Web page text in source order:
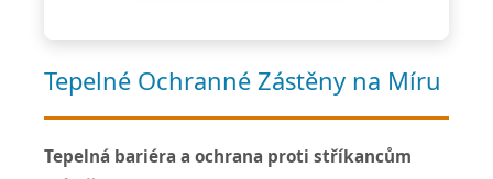
Tepelné Ochranné Zástěny na Míru
Tepelná bariéra a ochrana proti stříkancům